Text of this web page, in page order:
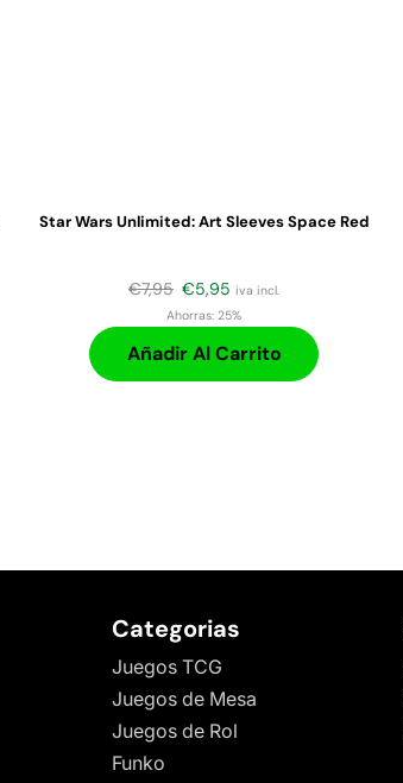
Star Wars Unlimited: Art Sleeves Space Red
€7,95 €5,95 iva incl.
Ahorras: 25%
Añadir Al Carrito
Categorias
Juegos TCG
Juegos de Mesa
Juegos de Rol
Funko